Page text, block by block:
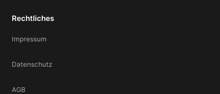
Rechtliches
Impressum
Datenschutz
AGB